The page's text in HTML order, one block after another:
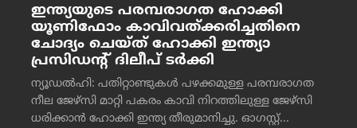
ഇന്ത്യയുടെ പരമ്പരാഗത ഹോക്കി
യൂണിഫോം കാവിവത്ക്കരിച്ചതിനെ
ചോദ്യം ചെയ്ത് ഹോക്കി ഇന്ത്യാ
പ്രസിഡന്റ് ദിലീപ് ടര്‍ക്കി
ന്യൂഡൽഹി: പതിറ്റാണ്ടുകൾ പഴക്കമുള്ള പരമ്പരാഗത
നീല ജേഴ്‌സി മാറ്റി പകരം കാവി നിറത്തിലുള്ള ജേഴ്‌സി
ധരിക്കാൻ ഹോക്കി ഇന്ത്യ തീരുമാനിച്ചു. ഓഗസ്റ്റ്...